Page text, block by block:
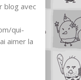
blog avec
qui-
aimer la